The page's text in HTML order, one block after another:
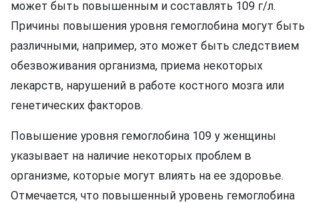
может быть повышенным и составлять 109 г/л.
Причины повышения уровня гемоглобина могут быть
различными, например, это может быть следствием
обезвоживания организма, приема некоторых
лекарств, нарушений в работе костного мозга или
генетических факторов.
Повышение уровня гемоглобина 109 у женщины
указывает на наличие некоторых проблем в
организме, которые могут влиять на ее здоровье.
Отмечается, что повышенный уровень гемоглобина